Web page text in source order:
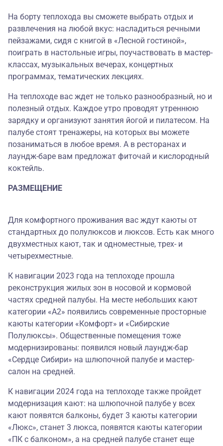
На борту теплохода вы сможете выбрать отдых и
развлечения на любой вкус: насладиться речными
пейзажами, сидя с книгой в «Лесной гостиной»,
поиграть в настольные игры, поучаствовать в мастер-
классах, музыкальных вечерах, концертных
программах, тематических лекциях.
На теплоходе вас ждет не только разнообразный, но и
полезный отдых. Каждое утро проводят утреннюю
зарядку и организуют занятия йогой и пилатесом. На
палубе стоят тренажеры, на которых вы можете
позаниматься в любое время. А в ресторанах и
лаундж-баре вам предложат фиточай и кислородный
коктейль.
РАЗМЕЩЕНИЕ
Для комфортного проживания вас ждут каюты от
стандартных до полулюксов и люксов. Есть как много
двухместных кают, так и одноместные, трех- и
четырехместные.
К навигации 2023 года на теплоходе прошла
реконструкция жилых зон в носовой и кормовой
частях средней палубы. На месте небольших кают
категории «А2» появились современные просторные
каюты категории «Комфорт» и «Сибирские
Полулюксы». Общественные помещения тоже
модернизированы: появился новый лаундж-бар
«Сердце Сибири» на шлюпочной палубе и мастер-
салон на средней.
К навигации 2024 года на теплоходе также пройдет
модернизация кают: на шлюпочной палубе у всех
кают появятся балконы, будет 3 каюты категории
«Люкс», станет 3 люкса, появятся каюты категории
«ПК с балконом», а на средней палубе станет еще